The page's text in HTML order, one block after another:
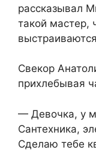
рассказывал
такой мастер,
Свекор
прихлебывая
— Девочка, у
Сантехника,
Сделаю тебе